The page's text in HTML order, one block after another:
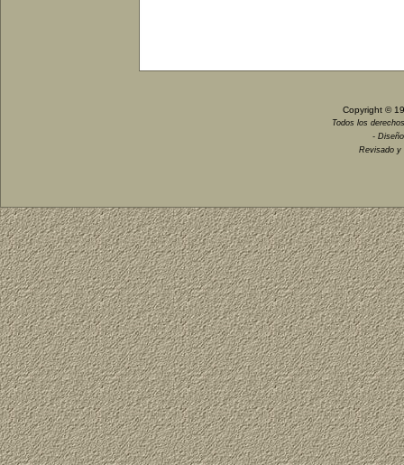
Copyright ©
Todos los
-
Revisado y